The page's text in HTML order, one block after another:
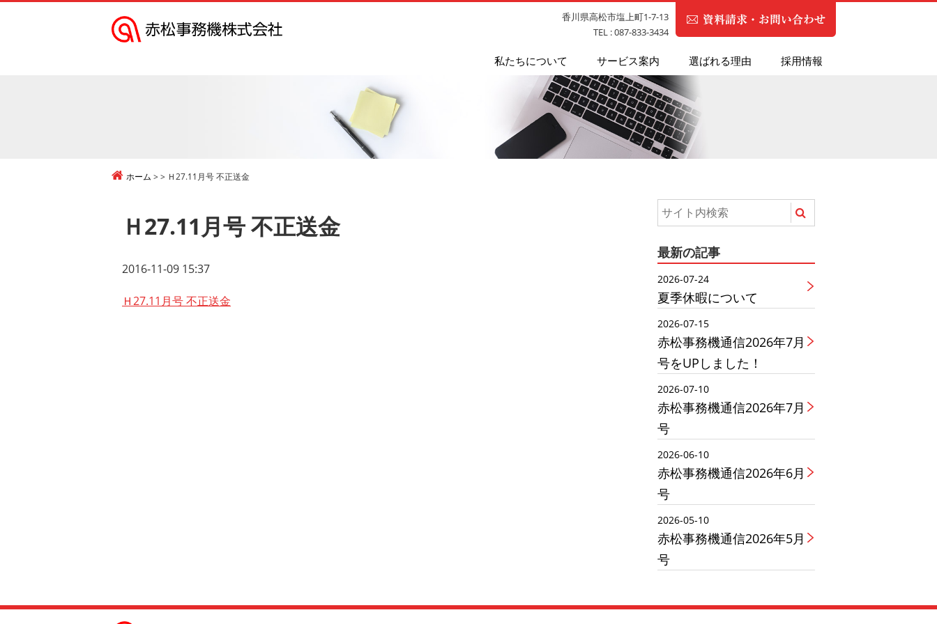
会
私たちについて サービス案内 選ばれる理由 採用情報
香川県高松市塩上町1-7-13
TEL : 087-833-3434
ホーム Ｈ27.11月号 不正送金
Ｈ27.11月号 不正送金
2016-11-09 15:37
Ｈ27.11月号 不正送金
最新の記事
2026-07-24
夏季休暇について
2026-07-15
赤松事務機通信2026年7月
号をUPしました！
2026-07-10
赤松事務機通信2026年7月
号
2026-06-10
赤松事務機通信2026年6月
号
2026-05-10
赤松事務機通信2026年5月
号